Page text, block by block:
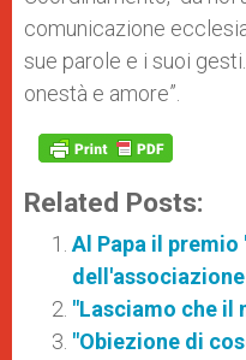
comunicazione
sue parole e i suoi
onestà e amore”.
Related Posts:
Al Papa il
"Lasciamo che il
"Obiezione di